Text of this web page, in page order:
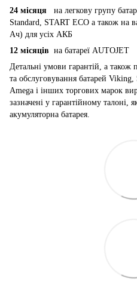
24 місяця на легкову групу
Standard, START ECO а також на
Ач) для усіх АКБ
12 місяців на батареї AUTOJET
Детальні умови гарантій, а також
та обслуговування батарей
Amega і інших торгових марок
зазначені у гарантійному талоні,
акумуляторна батарея.